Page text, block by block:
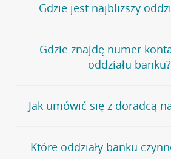
Gdzie jest najbliższy
Jeśli szukasz oddziału naszego banku,
stronęPlacówki i bankomaty, na
wygodna wyszukiwarka.
oddziałów
Gdzie znajdę numer
oddziału banku?
Bank Credit Agricole nie udostępnia
telefonu do placówki bankowej.
umówienia się z doradcą w placówce
Jak umówić się z doradcą
Jeśli jesteś już naszym
klientemmożeszsamodzielnie
Które oddziały banku